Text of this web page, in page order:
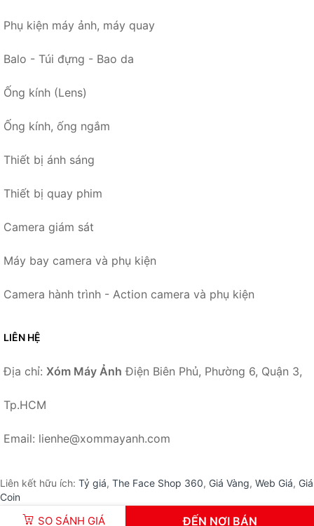
SO SÁNH GIÁ ĐẾN NƠI BÁN
Phụ kiện máy ảnh, máy quay
Balo - Túi đựng - Bao da
Ống kính (Lens)
Ống kính, ống ngắm
Thiết bị ánh sáng
Thiết bị quay phim
Camera giám sát
Máy bay camera và phụ kiện
Camera hành trình - Action camera và phụ kiện
LIÊN HỆ
Địa chỉ: Xóm Máy Ảnh Điện Biên Phủ, Phường 6, Quận 3,
Tp.HCM
Email: lienhe@xommayanh.com
Liên kết hữu ích: Tỷ giá, The Face Shop 360, Giá Vàng, Web Giá, Giá
Coin
© 2026 –XomMayAnh.com -Xóm Máy Ảnh.